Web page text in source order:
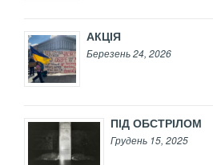
АКЦІЯ
Березень 24, 2026
ПІД ОБСТРІЛОМ
Грудень 15, 2025